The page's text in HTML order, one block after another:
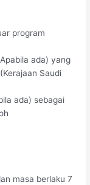
program
ada) yang
Saudi
ada) sebagai
masa berlaku 7